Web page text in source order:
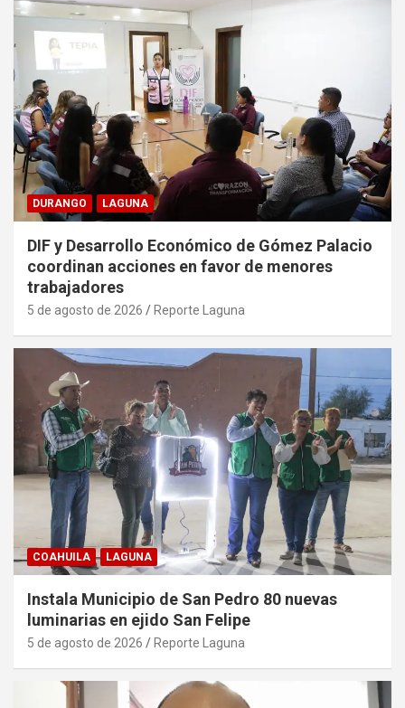
DURANGO LAGUNA
DIF y Desarrollo Económico de Gómez Palacio
coordinan acciones en favor de menores
trabajadores
5 de agosto de 2026 Reporte Laguna
COAHUILA LAGUNA
Instala Municipio de San Pedro 80 nuevas
luminarias en ejido San Felipe
5 de agosto de 2026 Reporte Laguna